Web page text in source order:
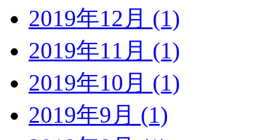
2019年12月 (1)
2019年11月 (1)
2019年10月 (1)
2019年9月 (1)